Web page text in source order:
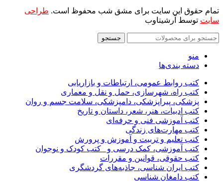
تمام حقوق این سایت برای مشق شب محفوظ است. طراحی
سایت توسط آرشیتاوب
جستجو
منو
دسته بندی‌ها
کتب روابط عمومی، ارتباطات و بازاریابی
کتب راه، شهرسازی، حمل و نقل و معماری
پزشکی، پیراپزشکی، دامپزشکی، سلامت جسم و روان
کتب ادبیات، هنر، شعر، داستان و تاریخ
کتب آموزشی فنی و حرفه‌ای
کتب مهارت‌های زندگی
کتب تعلیم و تربیت و آموزش و پرورش
کتب آموزشی، کمک درسی و _کتب کودک و نوجوان
کتب حقوقی، قوانین و مقررات
کتب ایران شناسی، جاذبه‌های گردشگری
کتب دامغان شناسی